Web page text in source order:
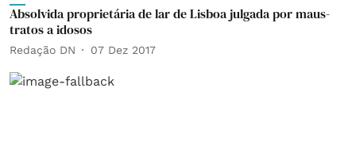
Absolvida proprietária de lar de Lisboa julgada por maus-
tratos a idosos
Redação DN 07 Dez 2017